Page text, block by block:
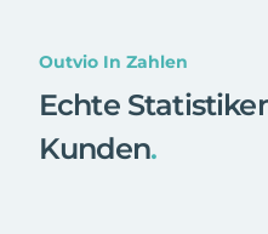
Outvio In Zahlen
Echte
Kunden.